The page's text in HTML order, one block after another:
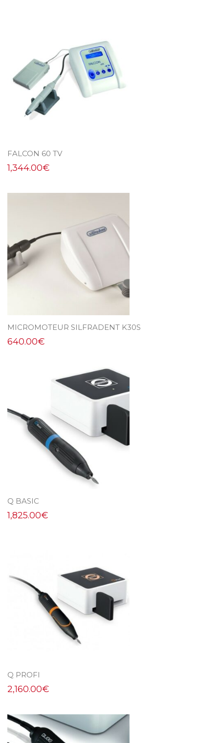
FALCON 60 TV
1,344.00€
MICROMOTEUR SILFRADENT K30S
640.00€
Q BASIC
1,825.00€
Q PROFI
2,160.00€